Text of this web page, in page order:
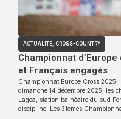
ACTUALITÉ, CROSS-COUNTRY
Championnat
et Français engagés
Championnat Europe Cross 2025
dimanche 14 décembre 2025, les
Lagoa, station balnéaire du sud
discipline. Les 31èmes